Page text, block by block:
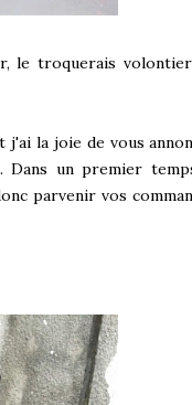
le troquerais
j'ai la joie de vous
Dans un premier
parvenir vos